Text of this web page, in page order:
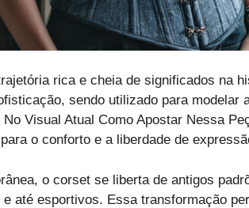
rica e cheia de significados na
sendo utilizado para modelar
Visual Atual Como Apostar Nessa
o conforto e a liberdade de
o corset se liberta de antigos
e até esportivos. Essa transformação